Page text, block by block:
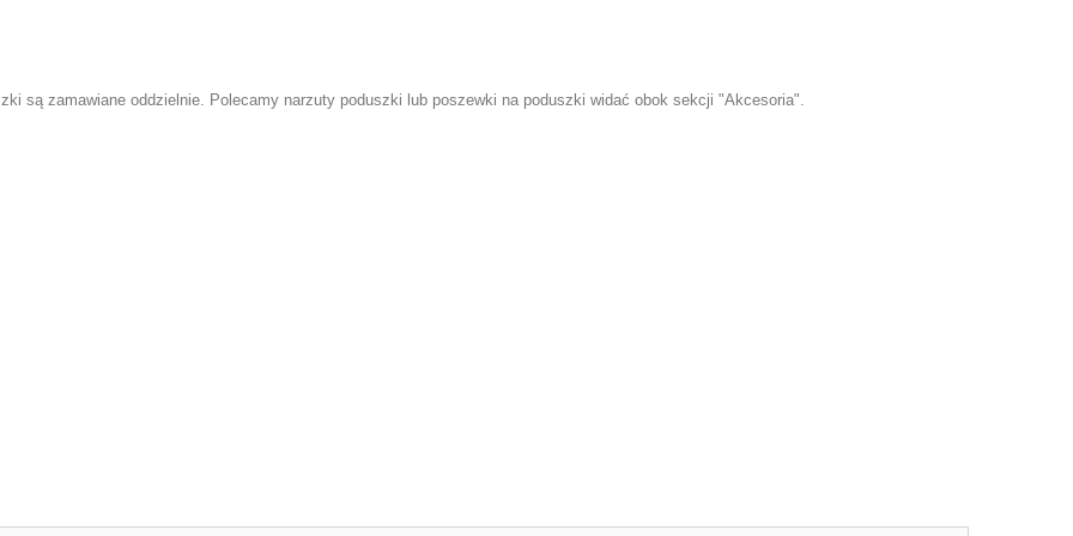
są zamawiane oddzielnie. Polecamy narzuty poduszki lub poszewki na poduszki widać obok sekcji "Akcesoria".